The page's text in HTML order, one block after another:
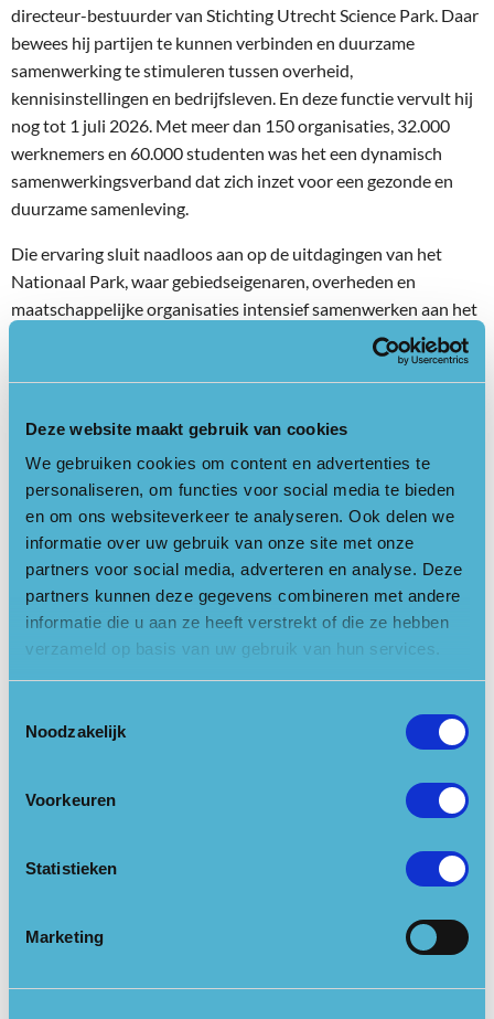
Deze website maakt gebruik van cookies
We gebruiken cookies om content en advertenties te
personaliseren, om functies voor social media te bieden
en om ons websiteverkeer te analyseren. Ook delen we
informatie over uw gebruik van onze site met onze
partners voor social media, adverteren en analyse. Deze
partners kunnen deze gegevens combineren met andere
informatie die u aan ze heeft verstrekt of die ze hebben
verzameld op basis van uw gebruik van hun services.
Noodzakelijk
Voorkeuren
Statistieken
Marketing
directeur-bestuurder van Stichting Utrecht Science Park. Daar
bewees hij partijen te kunnen verbinden en duurzame
samenwerking te stimuleren tussen overheid,
kennisinstellingen en bedrijfsleven. En deze functie vervult hij
nog tot 1 juli 2026. Met meer dan 150 organisaties, 32.000
werknemers en 60.000 studenten was het een dynamisch
samenwerkingsverband dat zich inzet voor een gezonde en
duurzame samenleving.
Die ervaring sluit naadloos aan op de uitdagingen van het
Nationaal Park, waar gebiedseigenaren, overheden en
maatschappelijke organisaties intensief samenwerken aan het
behoud en de versterking van het gebied. Jan Henk is als
inwoner van Zeist bovendien een bekende van de Utrechtse
trails en is een enthousiast vogelaar en vogelfotograaf.
Een verbinder met hart voor de natuur
Voorzitter van de Raad van Toezicht Sylvia Pijnenborg is
verheugd met de benoeming:
Met de benoeming van Jan Henk van der Velden krijgt
Nationaal Park Utrechtse Heuvelrug een directeur met ruime
bestuurlijke ervaring en sterk verbindende kwaliteiten. Vanuit
zijn achtergrond in de advocatuur en als directeur van
Gedreven door zijn betrokkenheid bij de samenleving,
Nationaal Park Utrechtse Heuvelrug. In deze rol wil hij
samenwerking tussen alle partners die zich inzetten voor de
Utrechtse Heuvelrug.
De Raad van Toezicht heeft er alle vertrouwen in dat hij, samen
met de medewerkers van de stichting, met visie en energie